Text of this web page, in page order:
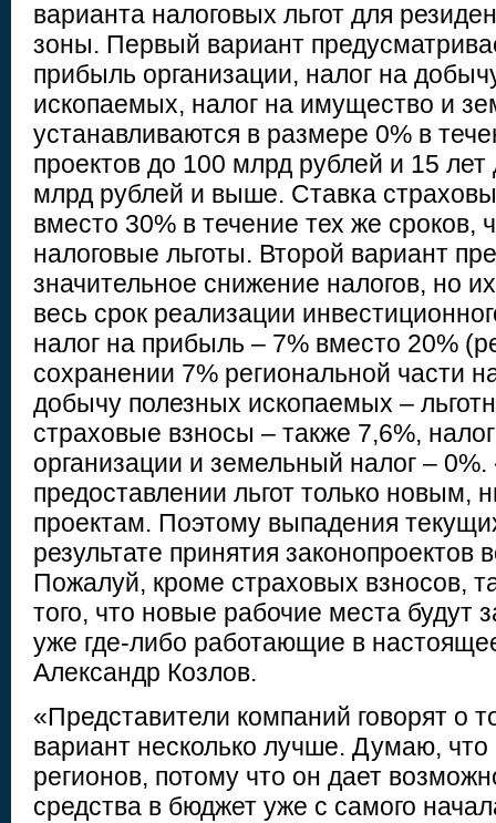
варианта налоговых льгот для
зоны. Первый вариант
прибыль организации, налог на
ископаемых, налог на имущество и
устанавливаются в размере 0% в
проектов до 100 млрд рублей и 15 лет
млрд рублей и выше. Ставка
вместо 30% в течение тех же сроков,
налоговые льготы. Второй вариант
значительное снижение налогов, но
весь срок реализации
налог на прибыль – 7% вместо 20%
сохранении 7% региональной части
добычу полезных ископаемых –
страховые взносы – также 7,6%,
организации и земельный налог –
предоставлении льгот только
проектам. Поэтому выпадения
результате принятия законопроектов
Пожалуй, кроме страховых взносов,
того, что новые рабочие места будут
уже где-либо работающие в
Александр Козлов.
«Представители компаний говорят о
вариант несколько лучше. Думаю,
регионов, потому что он дает
средства в бюджет уже с самого